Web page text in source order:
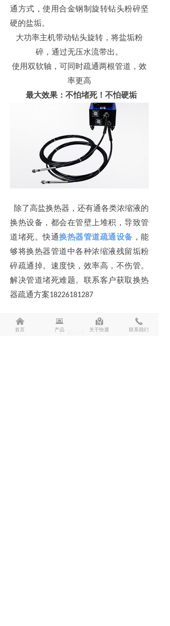
낀
首页
뀵
产品
낕
关于快通
끅
联系我们
通方式，使用合金钢制旋转钻头粉碎坚
硬的盐垢。
大功率主机带动钻头旋转，将盐垢粉
碎，通过无压水流带出。
使用双软轴，可同时疏通两根管道，效
率更高
最大效果：不怕堵死！不怕硬垢
除了高盐换热器，还有通各类浓缩液的
换热设备，都会在管壁上堆积，导致管
道堵死。快通换热器管道疏通设备 ，能
够将换热器管道中各种浓缩液残留垢粉
碎疏通掉。速度快，效率高，不伤管。
解决管道堵死难题。联系客户获取换热
器疏通方案18226181287
ꄴ 前一个：无